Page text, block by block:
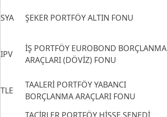
SYA ŞEKER PORTFÖY ALTIN FONU
IPV
İŞ PORTFÖY EUROBOND BORÇLANMA
ARAÇLARI (DÖVİZ) FONU
TLE
TAALERİ PORTFÖY YABANCI
BORÇLANMA ARAÇLARI FONU